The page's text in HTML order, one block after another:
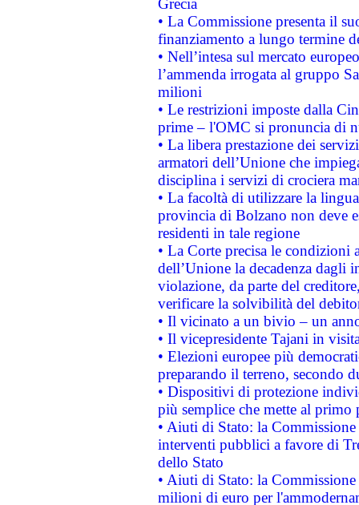
Grecia
• La Commissione presenta il
finanziamento a lungo termine
• Nell’intesa sul mercato
l’ammenda irrogata al gruppo
milioni
• Le restrizioni imposte dalla
prime – l'OMC si pronuncia di
• La libera prestazione dei
armatori dell’Unione che
disciplina i servizi di crociera
• La facoltà di utilizzare la
provincia di Bolzano non deve
residenti in tale regione
• La Corte precisa le
dell’Unione la decadenza dagli
violazione, da parte del
verificare la solvibilità del
• Il vicinato a un bivio – un
• Il vicepresidente Tajani in
• Elezioni europee più
preparando il terreno, secondo
• Dispositivi di protezione
più semplice che mette al primo
• Aiuti di Stato: la
interventi pubblici a favore di
dello Stato
• Aiuti di Stato: la
milioni di euro per